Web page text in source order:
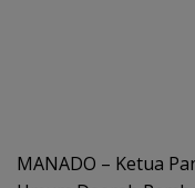
MANADO – Ketua